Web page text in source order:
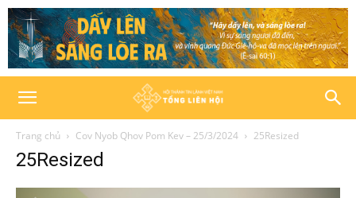
Trang chủ Cov Nyob Qhov Pom Kev – 25/3/2024 25Resized
25Resized